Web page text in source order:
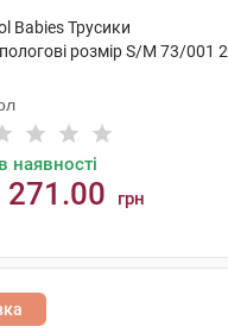
Babies Трусики
розмір S/M 73/001 2
наявності
271.00 грн